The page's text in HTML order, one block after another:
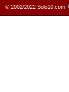
© 2002/2022 Solo10.com